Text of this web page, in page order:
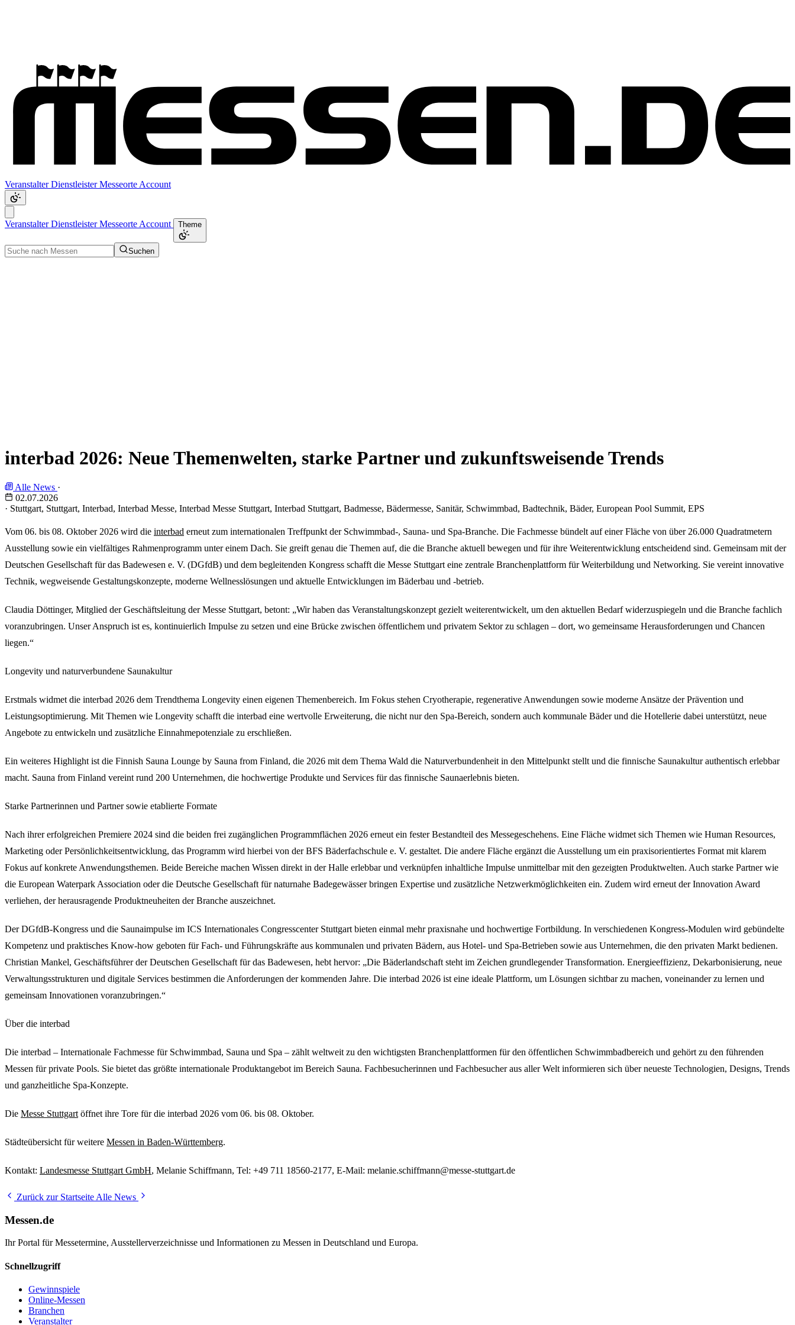
VeranstalterDienstleisterMesseorte Account
VeranstalterDienstleisterMesseorte Account Theme
Suchen
interbad 2026: Neue Themenwelten, starke Partner und zukunftsweisende Trends
Alle News ·
02.07.2026
· Stuttgart, Stuttgart, Interbad, Interbad Messe, Interbad Messe Stuttgart, Interbad Stuttgart, Badmesse, Bädermesse, Sanitär, Schwimmbad, Badtechnik, Bäder, European Pool Summit, EPS
Vom 06. bis 08. Oktober 2026 wird die interbad erneut zum internationalen Treffpunkt der Schwimmbad-, Sauna- und Spa-Branche. Die Fachmesse bündelt auf einer Fläche von über 26.000 Quadratmetern
Ausstellung sowie ein vielfältiges Rahmenprogramm unter einem Dach. Sie greift genau die Themen auf, die die Branche aktuell bewegen und für ihre Weiterentwicklung entscheidend sind. Gemeinsam mit der
Deutschen Gesellschaft für das Badewesen e. V. (DGfdB) und dem begleitenden Kongress schafft die Messe Stuttgart eine zentrale Branchenplattform für Weiterbildung und Networking. Sie vereint innovative
Technik, wegweisende Gestaltungskonzepte, moderne Wellnesslösungen und aktuelle Entwicklungen im Bäderbau und -betrieb.
Claudia Döttinger, Mitglied der Geschäftsleitung der Messe Stuttgart, betont: „Wir haben das Veranstaltungs­konzept gezielt weiterentwickelt, um den aktuellen Bedarf widerzuspiegeln und die Branche fachlich
voranzubringen. Unser Anspruch ist es, kontinuierlich Impulse zu setzen und eine Brücke zwischen öffentlichem und privatem Sektor zu schlagen – dort, wo gemeinsame Herausforderungen und Chancen
liegen.“
Longevity und naturverbundene Saunakultur
Erstmals widmet die interbad 2026 dem Trendthema Longevity einen eigenen Themenbereich. Im Fokus stehen Cryotherapie, regenerative Anwendungen sowie moderne Ansätze der Prävention und
Leistungsoptimierung. Mit Themen wie Longevity schafft die interbad eine wertvolle Erweiterung, die nicht nur den Spa-Bereich, sondern auch kommunale Bäder und die Hotellerie dabei unterstützt, neue
Angebote zu entwickeln und zusätzliche Einnahmepotenziale zu erschließen.
Ein weiteres Highlight ist die Finnish Sauna Lounge by Sauna from Finland, die 2026 mit dem Thema Wald die Naturverbundenheit in den Mittelpunkt stellt und die finnische Saunakultur authentisch erlebbar
macht. Sauna from Finland vereint rund 200 Unternehmen, die hochwertige Produkte und Services für das finnische Saunaerlebnis bieten.
Starke Partnerinnen und Partner sowie etablierte Formate
Nach ihrer erfolgreichen Premiere 2024 sind die beiden frei zugänglichen Programmflächen 2026 erneut ein fester Bestandteil des Messegeschehens. Eine Fläche widmet sich Themen wie Human Resources,
Marketing oder Persönlichkeitsentwicklung, das Programm wird hierbei von der BFS Bäderfachschule e. V. gestaltet. Die andere Fläche ergänzt die Ausstellung um ein praxisorientiertes Format mit klarem
Fokus auf konkrete Anwendungsthemen. Beide Bereiche machen Wissen direkt in der Halle erlebbar und verknüpfen inhaltliche Impulse unmittelbar mit den gezeigten Produktwelten. Auch starke Partner wie
die European Waterpark Association oder die Deutsche Gesellschaft für naturnahe Badegewässer bringen Expertise und zusätzliche Netzwerkmöglichkeiten ein. Zudem wird erneut der Innovation Award
verliehen, der herausragende Produktneuheiten der Branche auszeichnet.
Der DGfdB-Kongress und die Saunaimpulse im ICS Internationales Congresscenter Stuttgart bieten einmal mehr praxisnahe und hochwertige Fortbildung. In verschiedenen Kongress-Modulen wird gebündelte
Kompetenz und praktisches Know-how geboten für Fach- und Führungskräfte aus kommunalen und privaten Bädern, aus Hotel- und Spa-Betrieben sowie aus Unternehmen, die den privaten Markt bedienen.
Christian Mankel, Geschäftsführer der Deutschen Gesellschaft für das Badewesen, hebt hervor: „Die Bäderlandschaft steht im Zeichen grundlegender Transformation. Energieeffizienz, Dekarbonisierung, neue
Verwaltungsstrukturen und digitale Services bestimmen die Anforderungen der kommenden Jahre. Die interbad 2026 ist eine ideale Plattform, um Lösungen sichtbar zu machen, voneinander zu lernen und
gemeinsam Innovationen voranzubringen.“
Über die interbad
Die interbad – Internationale Fachmesse für Schwimmbad, Sauna und Spa – zählt weltweit zu den wichtigsten Branchenplattformen für den öffentlichen Schwimmbadbereich und gehört zu den führenden
Messen für private Pools. Sie bietet das größte internationale Produktangebot im Bereich Sauna. Fachbesucherinnen und Fachbesucher aus aller Welt informieren sich über neueste Technologien, Designs, Trends
und ganzheitliche Spa-Konzepte.
Die Messe Stuttgart öffnet ihre Tore für die interbad 2026 vom 06. bis 08. Oktober.
Städteübersicht für weitere Messen in Baden-Württemberg.
Kontakt: Landesmesse Stuttgart GmbH, Melanie Schiffmann, Tel: +49 711 18560-2177, E-Mail: melanie.schiffmann@messe-stuttgart.de
Zurück zur Startseite Alle News
Messen.de
Ihr Portal für Messetermine, Ausstellerverzeichnisse und Informationen zu Messen in Deutschland und Europa.
Schnellzugriff
Gewinnspiele
Online-Messen
Branchen
Veranstalter